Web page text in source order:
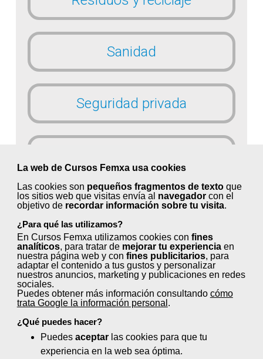
La web de Cursos Femxa usa cookies
Las cookies son pequeños fragmentos de textoque
los sitios web que visitas envía al navegadorcon el
objetivo de recordar información sobre tu visita.
¿Para qué las utilizamos?
En Cursos Femxa utilizamos cookies con fines
analíticos, para tratar de mejorar tu experienciaen
nuestra página web y con fines publicitarios, para
adaptar el contenido a tus gustos y personalizar
nuestros anuncios, marketing y publicaciones en redes
sociales.
Puedes obtener más información consultando cómo
trata Google la información personal .
¿Qué puedes hacer?
Puedes aceptarlas cookies para que tu
experiencia en la web sea óptima.
Sanidad
Seguridad privada
urbanas
Servicios funerarios
Textil, confección y piel
Tintorerías y lavanderías